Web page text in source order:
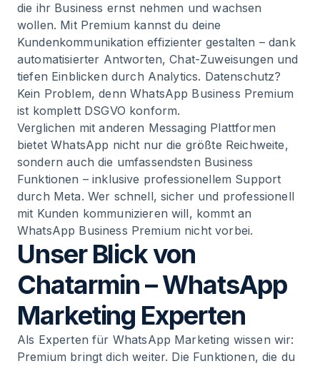
die ihr Business ernst nehmen und wachsen
wollen. Mit Premium kannst du deine
Kundenkommunikation effizienter gestalten – dank
automatisierter Antworten, Chat-Zuweisungen und
tiefen Einblicken durch Analytics. Datenschutz?
Kein Problem, denn WhatsApp Business Premium
ist komplett DSGVO konform.
Verglichen mit anderen Messaging Plattformen
bietet WhatsApp nicht nur die größte Reichweite,
sondern auch die umfassendsten Business
Funktionen – inklusive professionellem Support
durch Meta. Wer schnell, sicher und professionell
mit Kunden kommunizieren will, kommt an
WhatsApp Business Premium nicht vorbei.
Unser Blick von
Chatarmin – WhatsApp
Marketing Experten
Als Experten für WhatsApp Marketing wissen wir:
Premium bringt dich weiter. Die Funktionen, die du